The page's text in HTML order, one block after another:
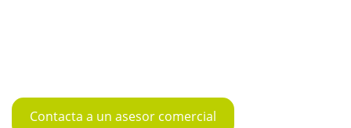
Contacta a un asesor comercial